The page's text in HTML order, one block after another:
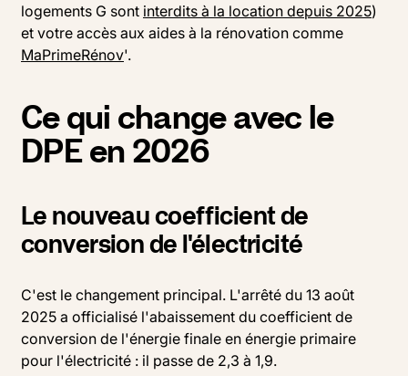
logements G sont interdits à la location depuis 2025)
et votre accès aux aides à la rénovation comme
MaPrimeRénov'.
Ce qui change avec le
DPE en 2026
Le nouveau coefficient de
conversion de l'électricité
C'est le changement principal. L'arrêté du 13 août
2025 a officialisé l'abaissement du coefficient de
conversion de l'énergie finale en énergie primaire
pour l'électricité : il passe de 2,3 à 1,9.